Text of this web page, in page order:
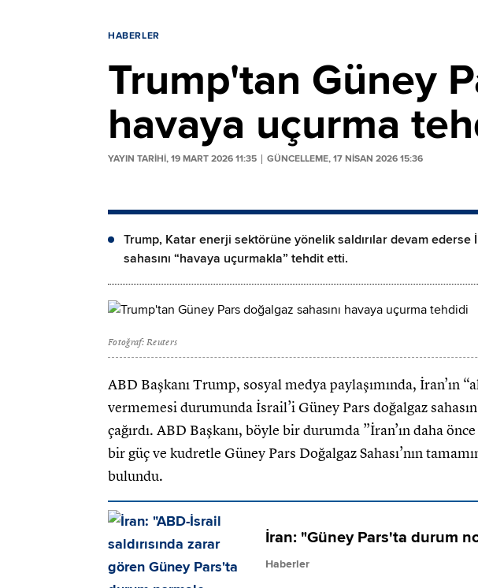
HABERLER
Trump'tan Güney
havaya uçurma
YAYIN TARİHİ, 19 MART 2026 11:35 GÜNCELLEME, 17 NISAN 2026 15:36
Trump, Katar enerji sektörüne yönelik saldırılar devam ederse
sahasını “havaya uçurmakla” tehdit etti.
Fotoğraf: Reuters
ABD Başkanı Trump, sosyal medya paylaşımında, İran’ın
vermemesi durumunda İsrail’i Güney Pars doğalgaz
çağırdı. ABD Başkanı, böyle bir durumda ”İran’ın daha
bir güç ve kudretle Güney Pars Doğalgaz Sahası’nın
bulundu.
İran: "Güney Pars'ta durum
Haberler